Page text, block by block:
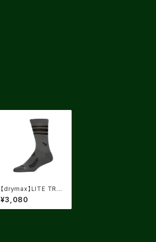
【drymax】LITE TRAI
L RUNNING CREW D
ark Gray/Black spee
d goat
¥3,080